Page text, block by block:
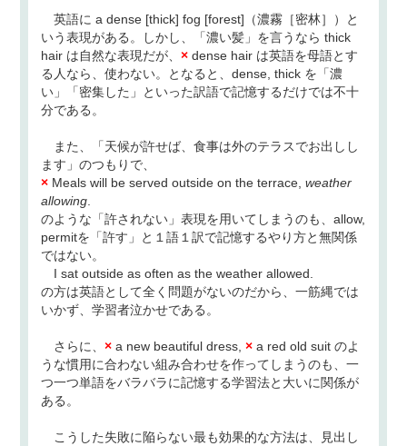
英語に a dense [thick] fog [forest]（濃霧［密林］）と
いう表現がある。しかし、「濃い髪」を言うなら thick
hair は自然な表現だが、 ×dense hair は英語を母語とす
る人なら、使わない。となると、dense, thick を「濃
い」「密集した」といった訳語で記憶するだけでは不十
分である。
また、「天候が許せば、食事は外のテラスでお出しし
ます」のつもりで、
×Meals will be served outside on the terrace, weather
allowing.
のような「許されない」表現を用いてしまうのも、allow,
permitを「許す」と１語１訳で記憶するやり方と無関係
ではない。
I sat outside as often as the weather allowed.
の方は英語として全く問題がないのだから、一筋縄では
いかず、学習者泣かせである。
さらに、 ×a new beautiful dress, ×a red old suit のよ
うな慣用に合わない組み合わせを作ってしまうのも、一
つ一つ単語をバラバラに記憶する学習法と大いに関係が
ある。
こうした失敗に陥らない最も効果的な方法は、見出し